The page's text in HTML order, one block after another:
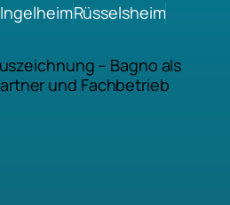
IngelheimRüsselsheim